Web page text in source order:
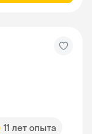
11 лет опыта